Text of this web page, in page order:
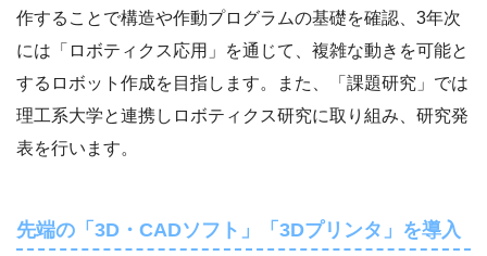
作することで構造や作動プログラムの基礎を確認、3年次
には「ロボティクス応用」を通じて、複雑な動きを可能と
するロボット作成を目指します。また、「課題研究」では
理工系大学と連携しロボティクス研究に取り組み、研究発
表を行います。
先端の「3D・CADソフト」「3Dプリンタ」を導入